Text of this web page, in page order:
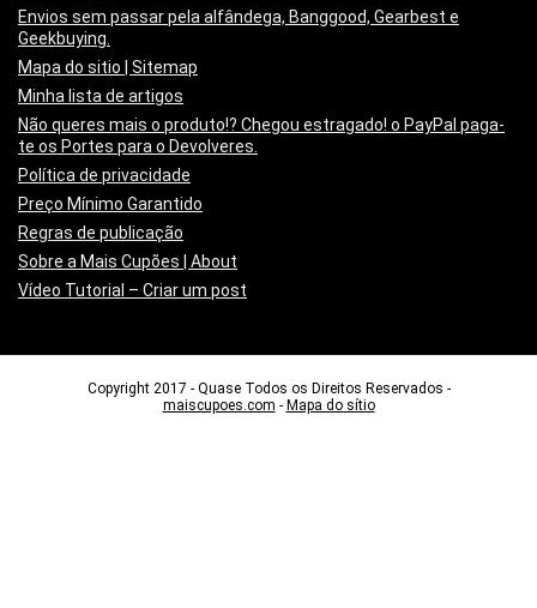
Envios sem passar pela alfândega, Banggood, Gearbest e
Geekbuying.
Mapa do sitio | Sitemap
Minha lista de artigos
Não queres mais o produto!? Chegou estragado! o PayPal paga-
te os Portes para o Devolveres.
Política de privacidade
Preço Mínimo Garantido
Regras de publicação
Sobre a Mais Cupões | About
Vídeo Tutorial – Criar um post
Copyright 2017 - Quase Todos os Direitos Reservados -
maiscupoes.com - Mapa do sítio